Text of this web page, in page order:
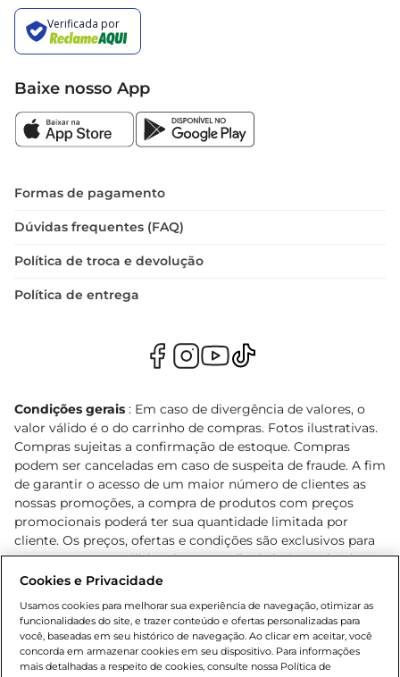
Baixe nosso App
Formas de pagamento
Dúvidas frequentes (FAQ)
Política de troca e devolução
Política de entrega
Condições gerais : Em caso de divergência de valores, o
valor válido é o do carrinho de compras. Fotos ilustrativas.
Compras sujeitas a confirmação de estoque. Compras
podem ser canceladas em caso de suspeita de fraude. A fim
de garantir o acesso de um maior número de clientes as
nossas promoções, a compra de produtos com preços
promocionais poderá ter sua quantidade limitada por
cliente. Os preços, ofertas e condições são exclusivos para
o e-commerce e válidos durante o dia de hoje, podendo
sofrer alterações sem prévia notificação. Proibida a venda
Lei n.º 8069/90, art. 81, inciso II (Estatuto da Criança e do
Adolescente). Preços e condições exclusivos para o
www.bretas.com.br, podendo sofrer alterações sem aviso
prévio. O valor mínimo para as compras on-line é de R$
Cookies e Privacidade
Usamos cookies para melhorar sua experiência de navegação, otimizar as
funcionalidades do site, e trazer conteúdo e ofertas personalizadas para
você, baseadas em seu histórico de navegação. Ao clicar em aceitar, você
concorda em armazenar cookies em seu dispositivo. Para informações
mais detalhadas a respeito de cookies, consulte nossa Política de